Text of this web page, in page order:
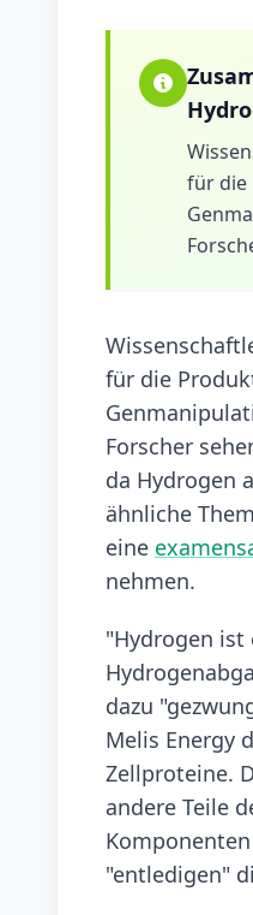
für die
für die
Forscher
da Hydrogen
ähnliche
eine
nehmen.
"Hydrogen ist
dazu
Melis Energy
Zellproteine.
andere Teile
"entledigen"